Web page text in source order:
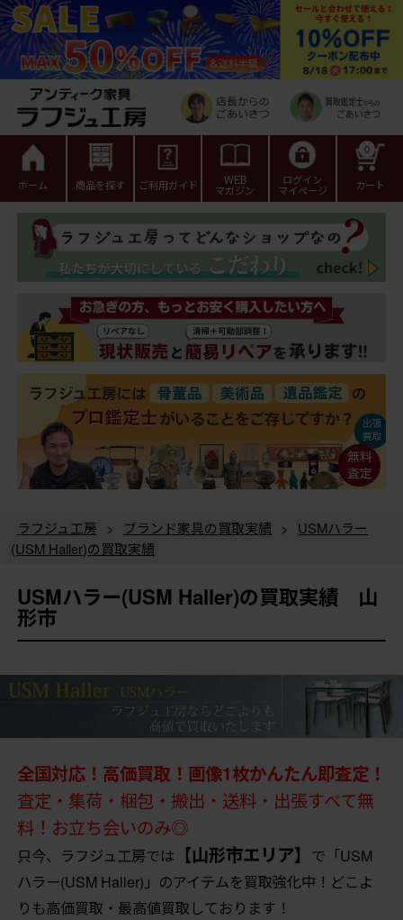
ホーム 商品を探す ご利用ガイド WEB
マガジン
ログイン
マイページ カート
0
ラフジュ工房 > ブランド家具の買取実績 >
USMハラー
(USM Haller)の買取実績
USMハラー(USM Haller)の買取実績 山
形市
全国対応！高価買取！画像1枚かんたん即査定！
査定・集荷・梱包・搬出・送料・出張すべて無
料！お立ち会いのみ◎
只今、ラフジュ工房では 【山形市エリア】 で「USM
ハラー(USM Haller)」のアイテムを買取強化中！どこよ
りも高価買取・最高値買取しております！